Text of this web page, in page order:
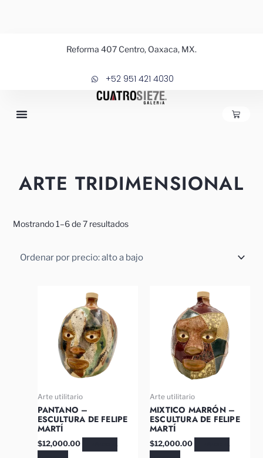
Reforma 407 Centro, Oaxaca, MX.
+52 951 421 4030
ARTE TRIDIMENSIONAL
Mostrando 1–6 de 7 resultados
by
to
low
Arte utilitario
PANTANO –
ESCULTURA DE FELIPE
MARTÍ
$12,000.00
Arte utilitario
MIXTICO MARRÓN –
ESCULTURA DE FELIPE
MARTÍ
$12,000.00